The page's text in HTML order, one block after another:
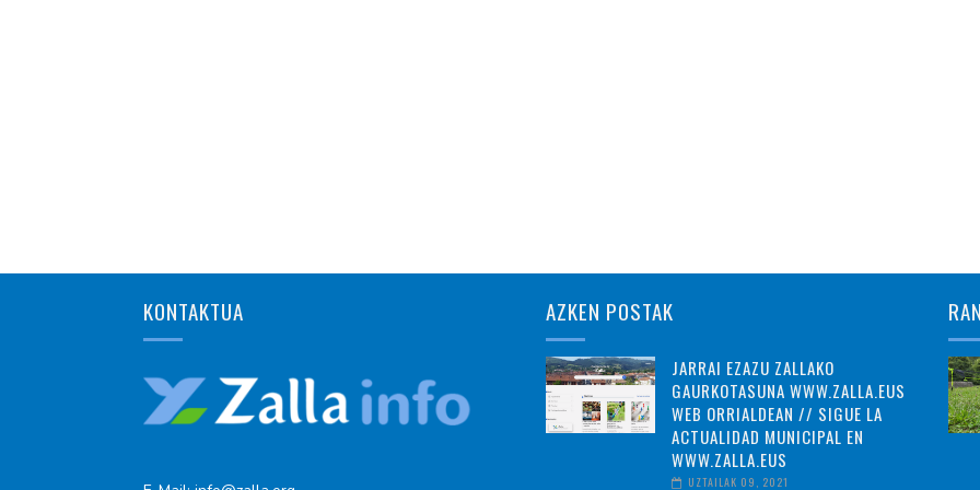
KONTAKTUA AZKEN POSTAK
JARRAI EZAZU ZALLAKO
GAURKOTASUNA WWW.ZALLA.EUS
WEB ORRIALDEAN // SIGUE LA
ACTUALIDAD MUNICIPAL EN
WWW.ZALLA.EUS
UZTAILAK 09, 2021